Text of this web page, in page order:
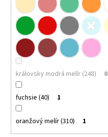
královsky modrá melír (248) 0
fuchsie (40) 1
oranžový melír (310) 1